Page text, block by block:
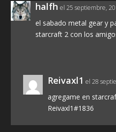
halfh el 25 septiembre,
el sabado metal gear y
starcraft 2 con los
Reivaxl1 el 28
agregame en
Reivaxl1#1836